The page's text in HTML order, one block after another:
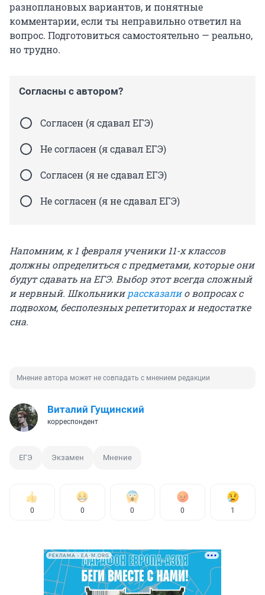
разноплановых вариантов, и понятные
комментарии, если ты неправильно ответил на
вопрос. Подготовиться самостоятельно — реально,
но трудно.
Согласны с автором?
Согласен (я сдавал ЕГЭ)
Не согласен (я сдавал ЕГЭ)
Согласен (я не сдавал ЕГЭ)
Не согласен (я не сдавал ЕГЭ)
Напомним, к 1 февраля ученики 11-х классов
должны определиться с предметами, которые они
будут сдавать на ЕГЭ. Выбор этот всегда сложный
и нервный. Школьникирассказалио вопросах с
подвохом, бесполезных репетиторах и недостатке
сна.
Мнение автора может не совпадать с мнением редакции
Виталий Гущинский
корреспондент
ЕГЭ Экзамен Мнение
0 0 0 0 1
РЕКЛАМА • EA-M.ORG